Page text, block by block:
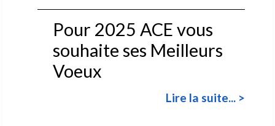
Pour 2025 ACE vous
souhaite ses Meilleurs
Voeux
Lire la suite... >